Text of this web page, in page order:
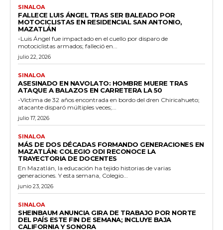
SINALOA
FALLECE LUIS ÁNGEL TRAS SER BALEADO POR
MOTOCICLISTAS EN RESIDENCIAL SAN ANTONIO,
MAZATLÁN
-Luis Ángel fue impactado en el cuello por disparo de
motociclistas armados; falleció en...
julio 22, 2026
SINALOA
ASESINADO EN NAVOLATO: HOMBRE MUERE TRAS
ATAQUE A BALAZOS EN CARRETERA LA 50
-Víctima de 32 años encontrada en bordo del dren Chiricahueto;
atacante disparó múltiples veces;...
julio 17, 2026
SINALOA
MÁS DE DOS DÉCADAS FORMANDO GENERACIONES EN
MAZATLÁN: COLEGIO ODI RECONOCE LA
TRAYECTORIA DE DOCENTES
En Mazatlán, la educación ha tejido historias de varias
generaciones. Y esta semana, Colegio...
junio 23, 2026
SINALOA
SHEINBAUM ANUNCIA GIRA DE TRABAJO POR NORTE
DEL PAÍS ESTE FIN DE SEMANA; INCLUYE BAJA
CALIFORNIA Y SONORA